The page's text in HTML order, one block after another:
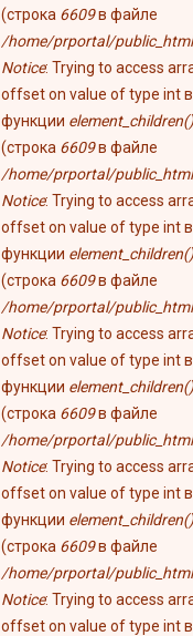
(строка 6609в файле
/home/prportal/
Notice: Trying to access
offset on value of type int в
функции element_children()
(строка 6609в файле
/home/prportal/
Notice: Trying to access
offset on value of type int в
функции element_children()
(строка 6609в файле
/home/prportal/
Notice: Trying to access
offset on value of type int в
функции element_children()
(строка 6609в файле
/home/prportal/
Notice: Trying to access
offset on value of type int в
функции element_children()
(строка 6609в файле
/home/prportal/
Notice: Trying to access
offset on value of type int в